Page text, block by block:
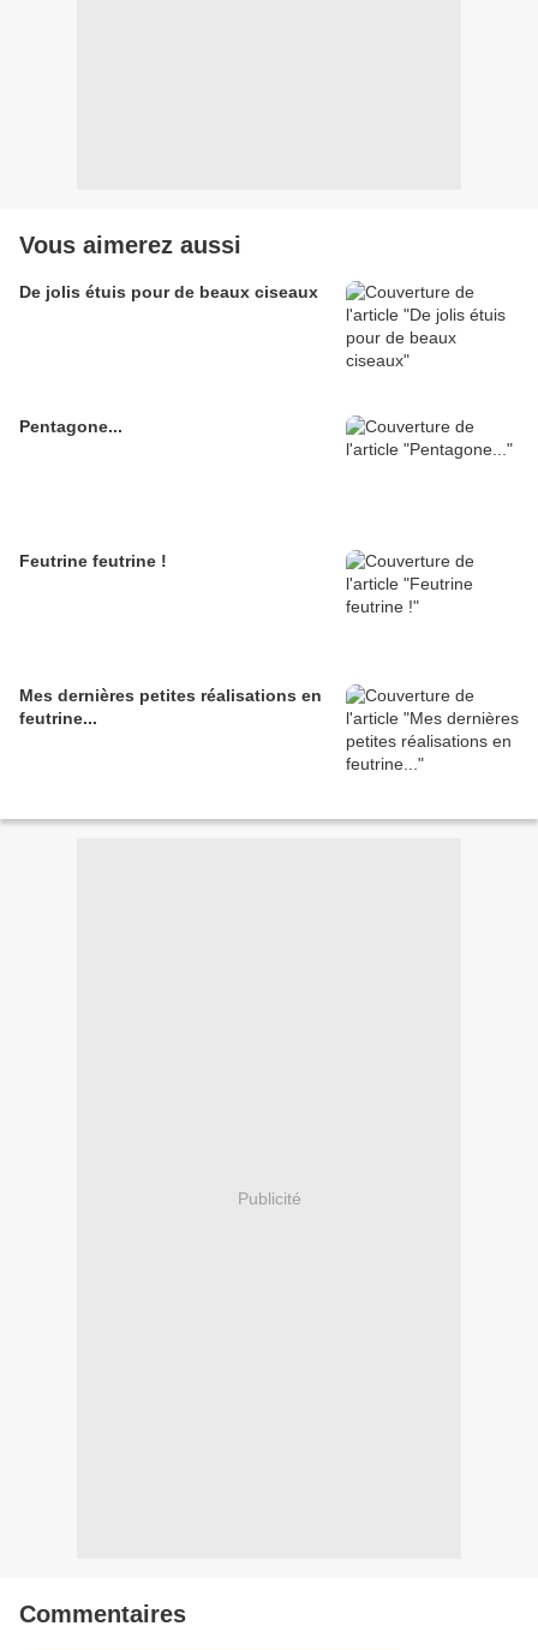
Vous aimerez aussi
De jolis étuis pour de beaux ciseaux
Pentagone...
Feutrine feutrine !
Mes dernières petites réalisations en
feutrine...
Publicité
Commentaires